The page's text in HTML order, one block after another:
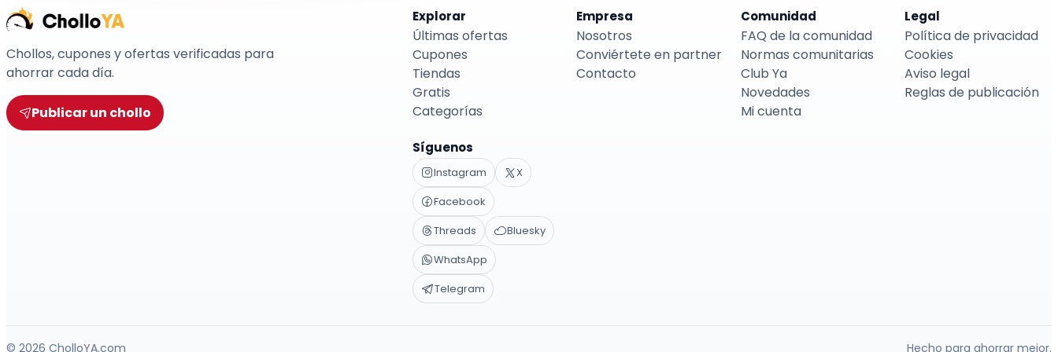
Chollos, cupones y ofertas verificadas para
ahorrar cada día.
Publicar un chollo
Explorar
Últimas ofertas
Cupones
Tiendas
Gratis
Categorías
Empresa
Nosotros
Conviértete en partner
Contacto
Comunidad
FAQ de la comunidad
Normas comunitarias
Club Ya
Novedades
Mi cuenta
Legal
Política de privacidad
Cookies
Aviso legal
Reglas de publicación
Síguenos
Instagram
X
Facebook
Threads
Bluesky
WhatsApp
Telegram
© 2026 CholloYA.com Hecho para ahorrar mejor.